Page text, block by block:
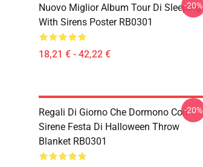
Nuovo Miglior Album Tour Di Sleeping
With Sirens Poster RB0301
18,21 € - 42,22 €
-20%
Regali Di Giorno Che Dormono Con
Sirene Festa Di Halloween Throw
Blanket RB0301
-20%